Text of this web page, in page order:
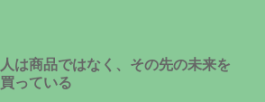
人は商品ではなく、その先の未来を
買っている